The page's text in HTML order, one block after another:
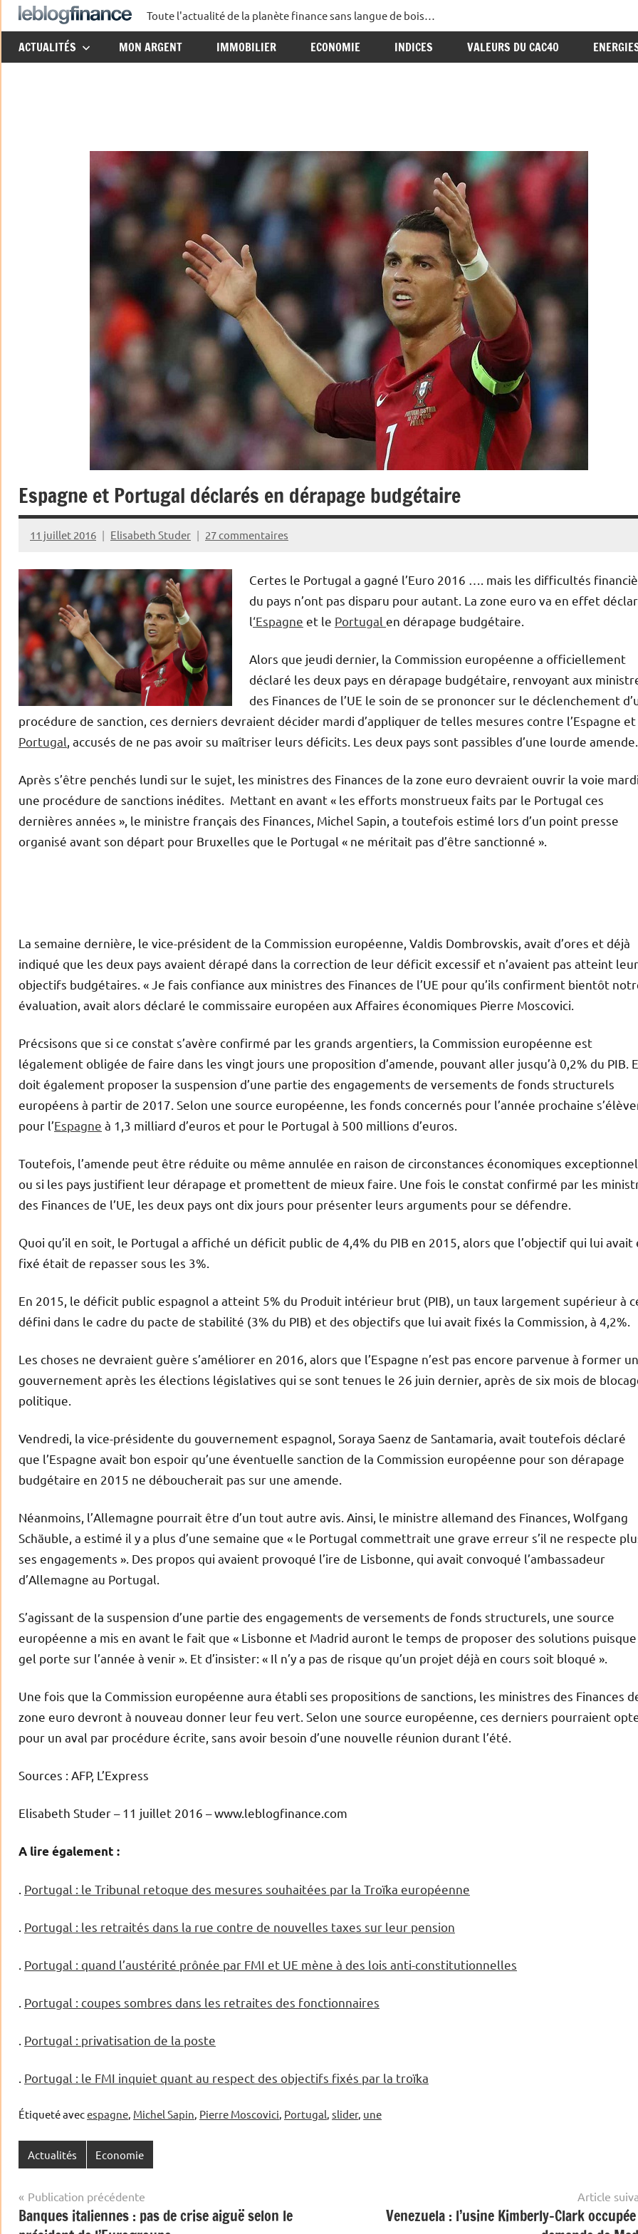
Aller
au
contenu
Le
Blog
Toute l'actualité de la planète finance sans langue de bois…
ACTUALITÉS MON ARGENT IMMOBILIER ECONOMIE INDICES VALEURS DU CAC40
Espagne et Portugal déclarés en dérapage budgétaire
11 juillet 2016 Elisabeth Studer 27 commentaires
Certes le Portugal a gagné l’Euro 2016 …. mais les difficultés
du pays n’ont pas disparu pour autant. La zone euro va en effet
l‘Espagne et le Portugal en dérapage budgétaire.
Alors que jeudi dernier, la Commission européenne a officiellement
déclaré les deux pays en dérapage budgétaire, renvoyant aux
des Finances de l’UE le soin de se prononcer sur le déclenchement
procédure de sanction, ces derniers devraient décider mardi d’appliquer de telles mesures contre l’Espagne
Portugal , accusés de ne pas avoir su maîtriser leurs déficits. Les deux pays sont passibles d’une lourde amende.
Après s’être penchés lundi sur le sujet, les ministres des Finances de la zone euro devraient ouvrir la voie
une procédure de sanctions inédites. Mettant en avant « les efforts monstrueux faits par le Portugal ces
dernières années », le ministre français des Finances, Michel Sapin, a toutefois estimé lors d’un point presse
organisé avant son départ pour Bruxelles que le Portugal « ne méritait pas d’être sanctionné ».
La semaine dernière, le vice-président de la Commission européenne, Valdis Dombrovskis, avait d’ores et déjà
indiqué que les deux pays avaient dérapé dans la correction de leur déficit excessif et n’avaient pas atteint
objectifs budgétaires. « Je fais confiance aux ministres des Finances de l’UE pour qu’ils confirment bientôt
évaluation, avait alors déclaré le commissaire européen aux Affaires économiques Pierre Moscovici.
Précsisons que si ce constat s’avère confirmé par les grands argentiers, la Commission européenne est
légalement obligée de faire dans les vingt jours une proposition d’amende, pouvant aller jusqu’à 0,2% du PIB.
doit également proposer la suspension d’une partie des engagements de versements de fonds structurels
européens à partir de 2017. Selon une source européenne, les fonds concernés pour l’année prochaine
pour l’Espagne à 1,3 milliard d’euros et pour le Portugal à 500 millions d’euros.
Toutefois, l’amende peut être réduite ou même annulée en raison de circonstances économiques
ou si les pays justifient leur dérapage et promettent de mieux faire. Une fois le constat confirmé par les
des Finances de l’UE, les deux pays ont dix jours pour présenter leurs arguments pour se défendre.
Quoi qu’il en soit, le Portugal a affiché un déficit public de 4,4% du PIB en 2015, alors que l’objectif qui lui avait
fixé était de repasser sous les 3%.
En 2015, le déficit public espagnol a atteint 5% du Produit intérieur brut (PIB), un taux largement supérieur à
défini dans le cadre du pacte de stabilité (3% du PIB) et des objectifs que lui avait fixés la Commission, à 4,2%.
Les choses ne devraient guère s’améliorer en 2016, alors que l’Espagne n’est pas encore parvenue à former un
gouvernement après les élections législatives qui se sont tenues le 26 juin dernier, après de six mois de
politique.
Vendredi, la vice-présidente du gouvernement espagnol, Soraya Saenz de Santamaria, avait toutefois déclaré
que l’Espagne avait bon espoir qu’une éventuelle sanction de la Commission européenne pour son dérapage
budgétaire en 2015 ne déboucherait pas sur une amende.
Néanmoins, l’Allemagne pourrait être d’un tout autre avis. Ainsi, le ministre allemand des Finances, Wolfgang
Schäuble, a estimé il y a plus d’une semaine que « le Portugal commettrait une grave erreur s’il ne respecte
ses engagements ». Des propos qui avaient provoqué l’ire de Lisbonne, qui avait convoqué l’ambassadeur
d’Allemagne au Portugal.
S’agissant de la suspension d’une partie des engagements de versements de fonds structurels, une source
européenne a mis en avant le fait que « Lisbonne et Madrid auront le temps de proposer des solutions
gel porte sur l’année à venir ». Et d’insister: « Il n’y a pas de risque qu’un projet déjà en cours soit bloqué ».
Une fois que la Commission européenne aura établi ses propositions de sanctions, les ministres des Finances
zone euro devront à nouveau donner leur feu vert. Selon une source européenne, ces derniers pourraient
pour un aval par procédure écrite, sans avoir besoin d’une nouvelle réunion durant l’été.
Sources : AFP, L’Express
Elisabeth Studer – 11 juillet 2016 – www.leblogfinance.com
A lire également :
Portugal : le Tribunal retoque des mesures souhaitées par la Troïka européenne
Portugal : les retraités dans la rue contre de nouvelles taxes sur leur pension
Portugal : quand l’austérité prônée par FMI et UE mène à des lois anti-constitutionnelles
Portugal : coupes sombres dans les retraites des fonctionnaires
Portugal : privatisation de la poste
Portugal : le FMI inquiet quant au respect des objectifs fixés par la troïka
Étiqueté avecespagne, Michel Sapin, Pierre Moscovici, Portugal, slider, une
Actualités Economie
Navigation
de
Publication précédente
Banques italiennes : pas de crise aiguë selon le
Article
Venezuela : l’usine Kimberly-Clark